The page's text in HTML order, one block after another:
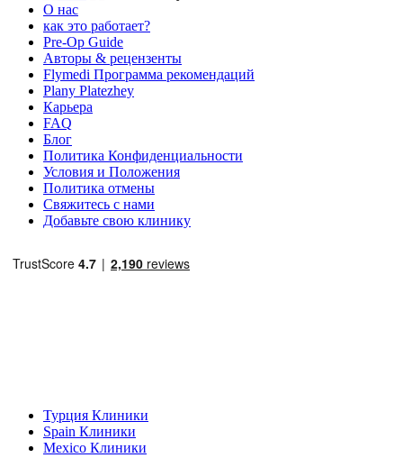
О нас
как это работает?
Pre-Op Guide
Авторы & рецензенты
Flymedi Программа рекомендаций
Plany Platezhey
Карьера
FAQ
Блог
Политика Конфиденциальности
Условия и Положения
Политика отмены
Свяжитесь с нами
Добавьте свою клинику
Турция Клиники
Spain Клиники
Mexico Клиники